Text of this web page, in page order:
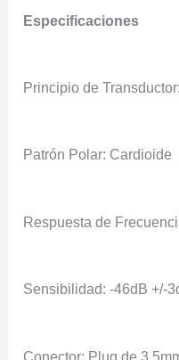
Especificaciones
Principio de
Patrón Polar: Cardioide
Respuesta de
Sensibilidad: -46dB +/-
Conector: Plug de